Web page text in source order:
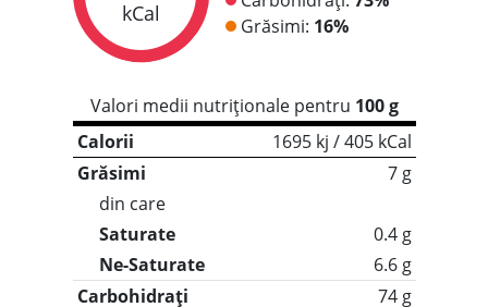
kCal
Grăsimi: 16%
Valori medii nutriționale pentru 100 g
Calorii
1695 kj / 405 kCal
Grăsimi
7 g
din care
Saturate
0.4 g
Ne-Saturate
6.6 g
Carbohidrați
74 g